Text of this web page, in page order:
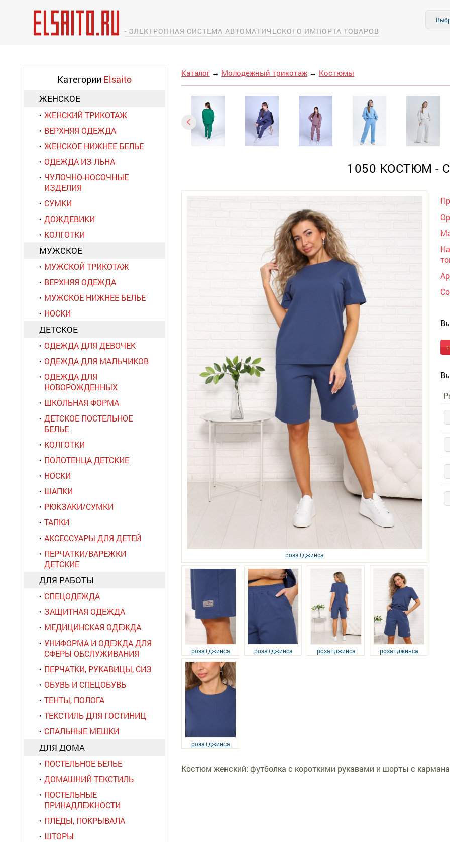
- ЭЛЕКТРОННАЯ СИСТЕМА АВТОМАТИЧЕСКОГО ИМПОРТА ТОВАРОВ
Категории Elsaito
ЖЕНСКОЕ
ЖЕНСКИЙ ТРИКОТАЖ
ВЕРХНЯЯ ОДЕЖДА
ЖЕНСКОЕ НИЖНЕЕ БЕЛЬЕ
ОДЕЖДА ИЗ ЛЬНА
ЧУЛОЧНО-НОСОЧНЫЕ
ИЗДЕЛИЯ
СУМКИ
ДОЖДЕВИКИ
КОЛГОТКИ
МУЖСКОЕ
МУЖСКОЙ ТРИКОТАЖ
ВЕРХНЯЯ ОДЕЖДА
МУЖСКОЕ НИЖНЕЕ БЕЛЬЕ
НОСКИ
ДЕТСКОЕ
ОДЕЖДА ДЛЯ ДЕВОЧЕК
ОДЕЖДА ДЛЯ МАЛЬЧИКОВ
ОДЕЖДА ДЛЯ
НОВОРОЖДЕННЫХ
ШКОЛЬНАЯ ФОРМА
ДЕТСКОЕ ПОСТЕЛЬНОЕ
БЕЛЬЕ
КОЛГОТКИ
ПОЛОТЕНЦА ДЕТСКИЕ
НОСКИ
ШАПКИ
РЮКЗАКИ/СУМКИ
ТАПКИ
АКСЕССУАРЫ ДЛЯ ДЕТЕЙ
ПЕРЧАТКИ/ВАРЕЖКИ
ДЕТСКИЕ
ДЛЯ РАБОТЫ
СПЕЦОДЕЖДА
ЗАЩИТНАЯ ОДЕЖДА
МЕДИЦИНСКАЯ ОДЕЖДА
УНИФОРМА И ОДЕЖДА ДЛЯ
СФЕРЫ ОБСЛУЖИВАНИЯ
ПЕРЧАТКИ, РУКАВИЦЫ, СИЗ
ОБУВЬ И СПЕЦОБУВЬ
ТЕНТЫ, ПОЛОГА
ТЕКСТИЛЬ ДЛЯ ГОСТИНИЦ
СПАЛЬНЫЕ МЕШКИ
ДЛЯ ДОМА
ПОСТЕЛЬНОЕ БЕЛЬЕ
ДОМАШНИЙ ТЕКСТИЛЬ
ПОСТЕЛЬНЫЕ
ПРИНАДЛЕЖНОСТИ
ПЛЕДЫ, ПОКРЫВАЛА
ШТОРЫ
Каталог → Молодежный трикотаж → Костюмы
1050 КОСТЮМ -
роза+джинса
роза+джинса роза+джинса роза+джинса роза+джинса
роза+джинса
Костюм женский: футболка с короткими рукавами и шорты с